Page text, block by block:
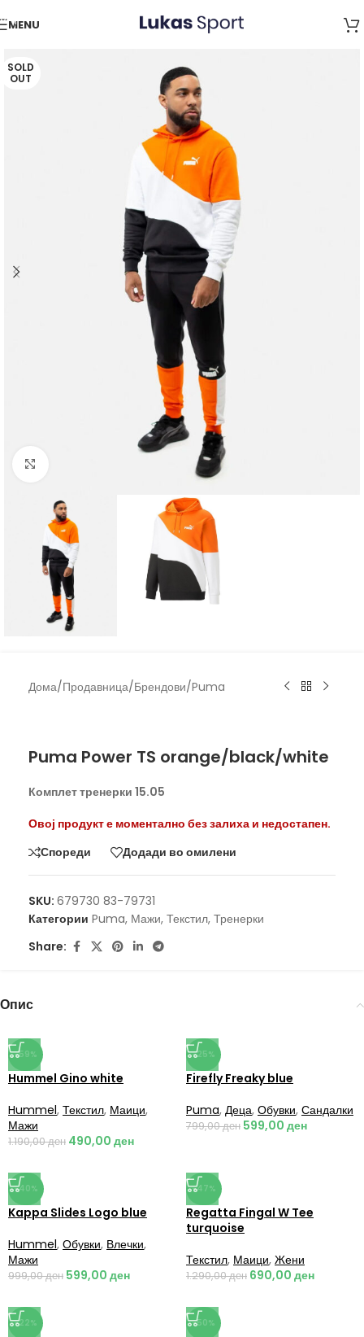
Skip to navigation
Skip to main content
MENU
SOLD
OUT
Дома/Продавница/Брендови/Puma
Puma Power TS orange/black/white
Комплет тренерки 15.05
Овој продукт е моментално без залиха и недостапен.
Спореди
Додади во омилени
SKU: 679730 83-79731
Категории Puma, Мажи, Текстил, Тренерки
Share:
Опис
-59%
Hummel Gino white
Hummel, Текстил, Маици,
Мажи
1.190,00ден 490,00 ден
-25%
Firefly Freaky blue
Puma, Деца, Обувки, Сандалки
799,00ден 599,00 ден
-40%
Kappa Slides Logo blue
Hummel, Обувки, Влечки,
Мажи
999,00ден 599,00 ден
-47%
Regatta Fingal W Tee
turquoise
Текстил, Маици, Жени
1.290,00ден 690,00 ден
-22% -50%